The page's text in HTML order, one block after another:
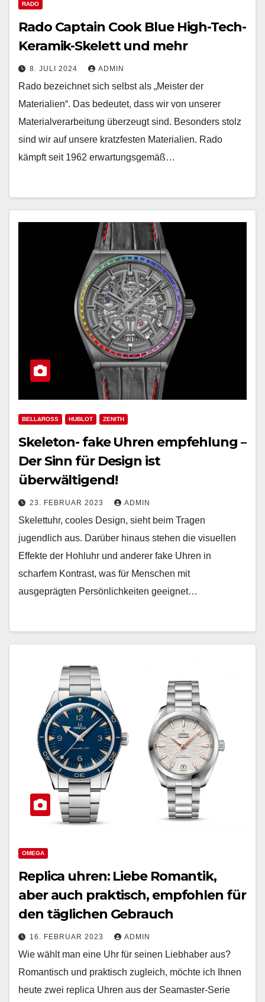
RADO
Rado Captain Cook Blue High-Tech-
Keramik-Skelett und mehr
8. JULI 2024 ADMIN
Rado bezeichnet sich selbst als „Meister der
Materialien“. Das bedeutet, dass wir von unserer
Materialverarbeitung überzeugt sind. Besonders stolz
sind wir auf unsere kratzfesten Materialien. Rado
kämpft seit 1962 erwartungsgemäß…
BELL&ROSS HUBLOT ZENITH
Skeleton- fake Uhren empfehlung –
Der Sinn für Design ist
überwältigend!
23. FEBRUAR 2023 ADMIN
Skelettuhr, cooles Design, sieht beim Tragen
jugendlich aus. Darüber hinaus stehen die visuellen
Effekte der Hohluhr und anderer fake Uhren in
scharfem Kontrast, was für Menschen mit
ausgeprägten Persönlichkeiten geeignet…
OMEGA
Replica uhren: Liebe Romantik,
aber auch praktisch, empfohlen für
den täglichen Gebrauch
16. FEBRUAR 2023 ADMIN
Wie wählt man eine Uhr für seinen Liebhaber aus?
Romantisch und praktisch zugleich, möchte ich Ihnen
heute zwei replica Uhren aus der Seamaster-Serie